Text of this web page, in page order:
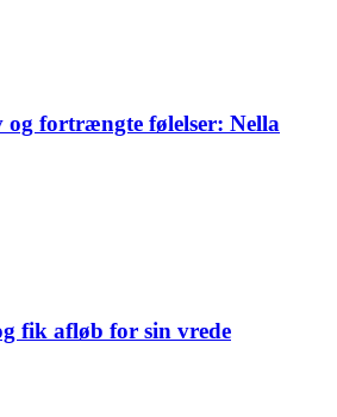
og fortrængte følelser: Nella
fik afløb for sin vrede